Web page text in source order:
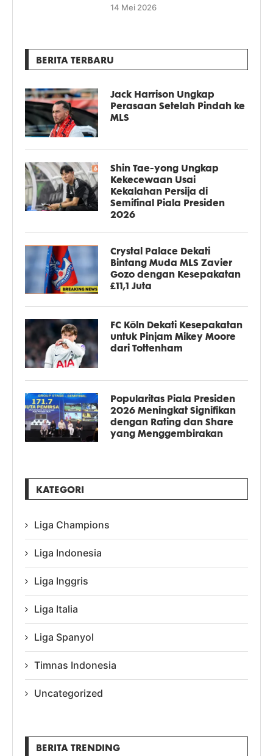
14 Mei 2026
BERITA TERBARU
Jack Harrison Ungkap
Perasaan Setelah Pindah ke
MLS
Shin Tae-yong Ungkap
Kekecewaan Usai
Kekalahan Persija di
Semifinal Piala Presiden
2026
Crystal Palace Dekati
Bintang Muda MLS Zavier
Gozo dengan Kesepakatan
£11,1 Juta
FC Köln Dekati Kesepakatan
untuk Pinjam Mikey Moore
dari Tottenham
Popularitas Piala Presiden
2026 Meningkat Signifikan
dengan Rating dan Share
yang Menggembirakan
KATEGORI
Liga Champions
Liga Indonesia
Liga Inggris
Liga Italia
Liga Spanyol
Timnas Indonesia
Uncategorized
BERITA TRENDING